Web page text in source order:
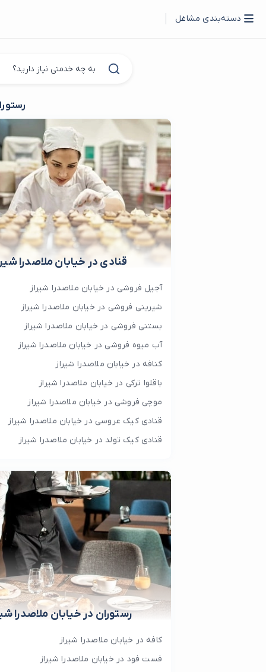
دسته‌بندی مشاغل
قنادی در خیابان ملاصدرا
آجیل فروشی در خیابان ملاصدرا شیراز
شیرینی فروشی در خیابان ملاصدرا شیراز
بستنی فروشی در خیابان ملاصدرا شیراز
آب میوه فروشی در خیابان ملاصدرا شیراز
کنافه در خیابان ملاصدرا شیراز
باقلوا ترکی در خیابان ملاصدرا شیراز
موچی فروشی در خیابان ملاصدرا شیراز
قنادی کیک عروسی در خیابان ملاصدرا شیراز
قنادی کیک تولد در خیابان ملاصدرا شیراز
رستوران در خیابان ملاصدرا
کافه در خیابان ملاصدرا شیراز
فست فود در خیابان ملاصدرا شیراز